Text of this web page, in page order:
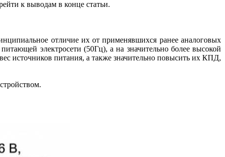
к выводам в конце статьи.
отличие их от применявшихся ранее аналоговых
электросети (50Гц), а на значительно более высокой
источников питания, а также значительно повысить их КПД,